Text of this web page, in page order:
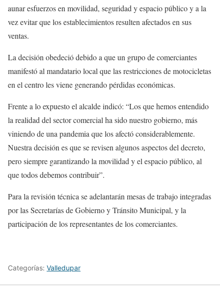
aunar esfuerzos en movilidad, seguridad y espacio público y a la
vez evitar que los establecimientos resulten afectados en sus
ventas.
La decisión obedeció debido a que un grupo de comerciantes
manifestó al mandatario local que las restricciones de motocicletas
en el centro les viene generando pérdidas económicas.
Frente a lo expuesto el alcalde indicó: “Los que hemos entendido
la realidad del sector comercial ha sido nuestro gobierno, más
viniendo de una pandemia que los afectó considerablemente.
Nuestra decisión es que se revisen algunos aspectos del decreto,
pero siempre garantizando la movilidad y el espacio público, al
que todos debemos contribuir”.
Para la revisión técnica se adelantarán mesas de trabajo integradas
por las Secretarías de Gobierno y Tránsito Municipal, y la
participación de los representantes de los comerciantes.
Categorías: Valledupar